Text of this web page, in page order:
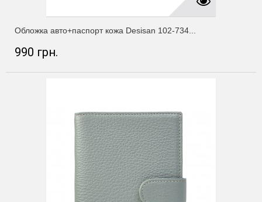
Обложка авто+паспорт кожа Desisan 102-734...
990 грн.